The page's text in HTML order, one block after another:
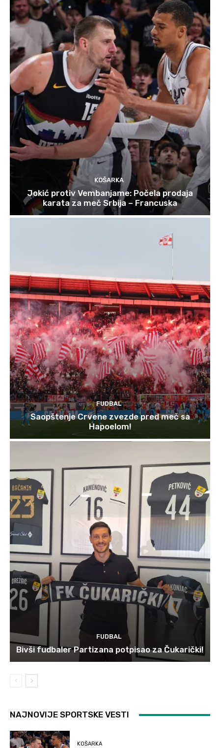
KOŠARKA
Jokić protiv Vembanjame: Počela prodaja
karata za meč Srbija – Francuska
FUDBAL
Saopštenje Crvene zvezde pred meč sa
Hapoelom!
FUDBAL
Bivši fudbaler Partizana potpisao za Čukarički!
NAJNOVIJE SPORTSKE VESTI
KOŠARKA